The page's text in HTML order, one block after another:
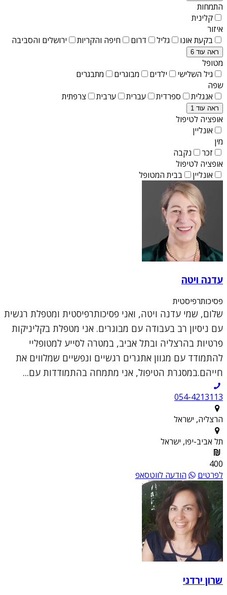
התמחות
קלינית
איזור
בקעת אונו
גליל דרום חיפה והקריות ירושלים והסביבה
ראה עוד 6
מטופל
גיל השלישי
ילדים מבוגרים
מתבגרים
שפה
אנגלית
ספרדית עברית ערבית צרפתית
ראה עוד 1
אופציה לטיפול
אונליין
מין
זכר
נקבה
אופציה לטיפול
אונליין
בבית המטופל
עדנה ויטה
פסיכותרפיסטית
שלום, שמי עדנה ויטה, ואני פסיכותרפיסטית ומטפלת רגשית
עם ניסיון רב בעבודה עם מבוגרים. אני מטפלת בקליניקות
פרטיות בהרצליה ובתל אביב, במטרה לסייע למטופליי
להתמודד עם מגוון אתגרים רגשיים ונפשיים שמלווים את
חייהם.במסגרת הטיפול, אני מתמחה בהתמודדות עם...
054-4213113
הרצליה, ישראל
תל אביב-יפו, ישראל
400
לפרטים
הודעה לווטסאפ
שרון ירדני